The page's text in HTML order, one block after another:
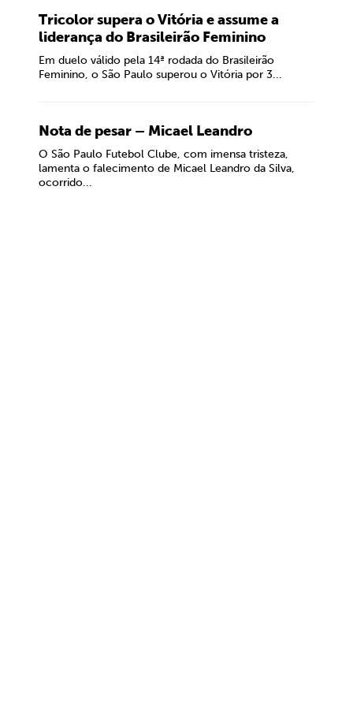
Tricolor supera o Vitória e assume a
liderança do Brasileirão Feminino
Em duelo válido pela 14ª rodada do Brasileirão
Feminino, o São Paulo superou o Vitória por 3...
Nota de pesar – Micael Leandro
O São Paulo Futebol Clube, com imensa tristeza,
lamenta o falecimento de Micael Leandro da Silva,
ocorrido...